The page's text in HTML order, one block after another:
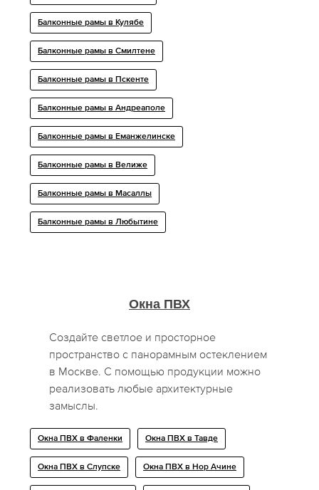
Балконные рамы в Кулябе
Балконные рамы в Смилтене
Балконные рамы в Пскенте
Балконные рамы в Андреаполе
Балконные рамы в Еманжелинске
Балконные рамы в Велиже
Балконные рамы в Масаллы
Балконные рамы в Любытине
Окна ПВХ
Создайте светлое и просторное
пространство с панорамным остеклением
в Москве. С помощью продукции можно
реализовать любые архитектурные
замыслы.
Окна ПВХ в Фаленки Окна ПВХ в Тавде
Окна ПВХ в Слупске Окна ПВХ в Нор Ачине